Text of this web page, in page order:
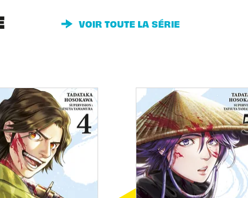
VOIR TOUTE LA SÉRIE